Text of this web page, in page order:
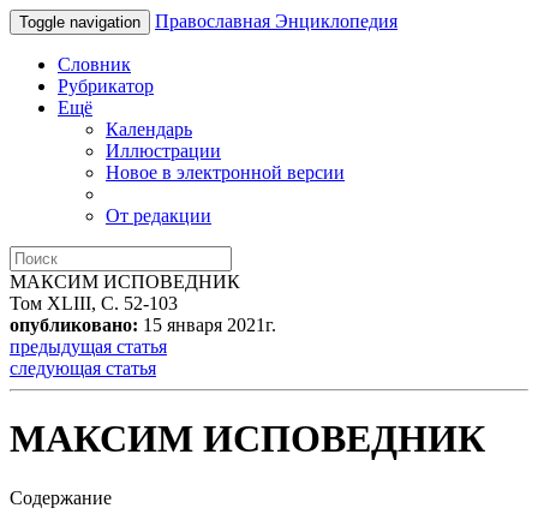
Toggle navigation Православная Энциклопедия
Словник
Рубрикатор
Ещё
Календарь
Иллюстрации
Новое в электронной версии
От редакции
МАКСИМ ИСПОВЕДНИК
Том XLIII, С. 52-103
опубликовано: 15 января 2021г.
предыдущая статья
следующая статья
МАКСИМ ИСПОВЕДНИК
Содержание